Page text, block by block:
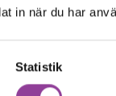
in när du har
Statistik